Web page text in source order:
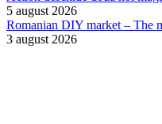
5 august 2026
Romanian DIY market – The
3 august 2026